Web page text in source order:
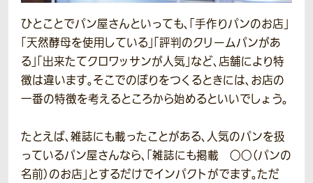
ひとことでパン屋さんといっても、「手作りパンのお店」
「天然酵母を使用している」「評判のクリームパンがあ
る」「出来たてクロワッサンが人気」など、店舗により特
徴は違います。そこでのぼりをつくるときには、お店の
一番の特徴を考えるところから始めるといいでしょう。
たとえば、雑誌にも載ったことがある、人気のパンを扱
っているパン屋さんなら、「雑誌にも掲載 ○○（パンの
名前）のお店」とするだけでインパクトがでます。ただ